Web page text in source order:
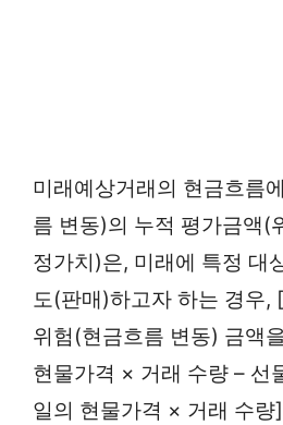
미래예상거래의 현금흐름
름 변동)의 누적 평가금액(
정가치)은, 미래에 특정 대
도(판매)하고자 하는 경우,
위험(현금흐름 변동) 금액
현물가격 × 거래 수량 – 선
일의 현물가격 × 거래 수